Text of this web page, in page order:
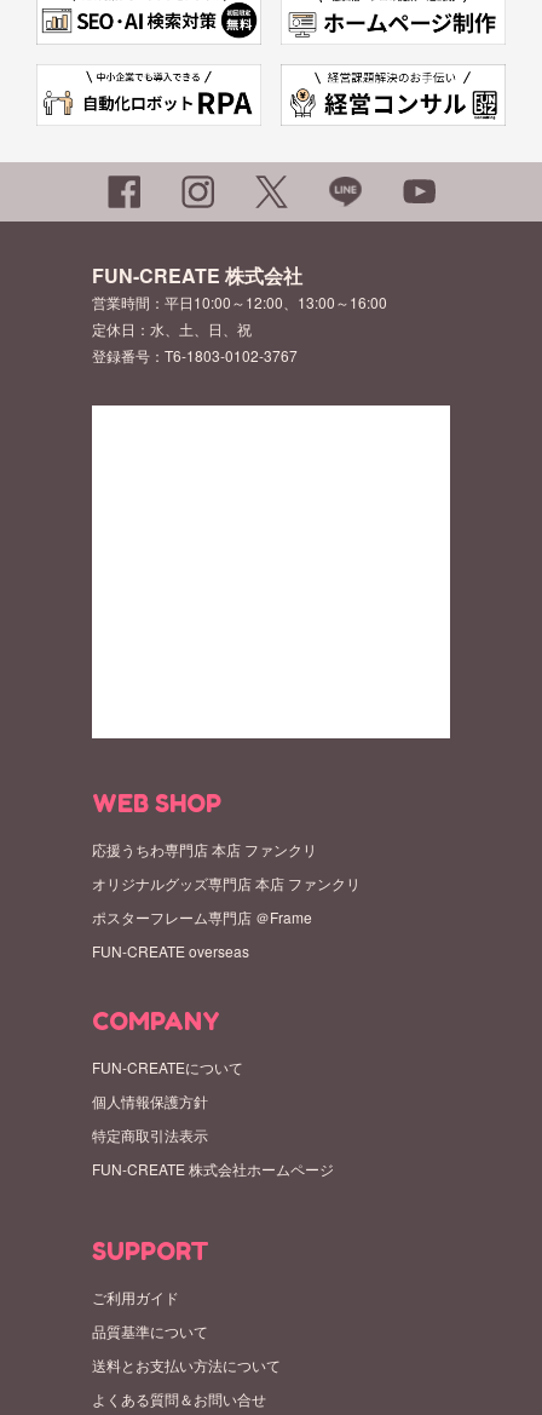
FUN-CREATE 株式会社
営業時間：平日10:00～12:00、13:00～16:00
定休日：水、土、日、祝
登録番号：T6-1803-0102-3767
WEB SHOP
応援うちわ専門店 本店 ファンクリ
オリジナルグッズ専門店 本店 ファンクリ
ポスターフレーム専門店 ＠Frame
FUN-CREATE overseas
COMPANY
FUN-CREATEについて
個人情報保護方針
特定商取引法表示
FUN-CREATE 株式会社ホームページ
SUPPORT
ご利用ガイド
品質基準について
送料とお支払い方法について
よくある質問＆お問い合せ